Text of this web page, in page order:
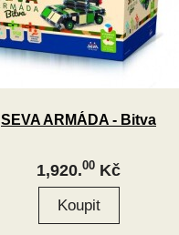
SEVA ARMÁDA - Bitva
1,920.00 Kč